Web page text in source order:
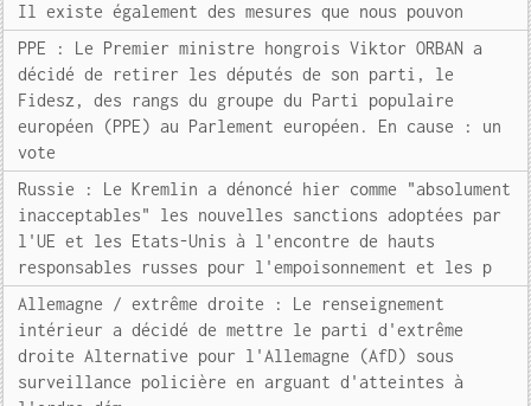
Il existe également des mesures que nous pouvon
PPE : Le Premier ministre hongrois Viktor ORBAN a
décidé de retirer les députés de son parti, le
Fidesz, des rangs du groupe du Parti populaire
européen (PPE) au Parlement européen. En cause : un
vote
Russie : Le Kremlin a dénoncé hier comme "absolument
inacceptables" les nouvelles sanctions adoptées par
l'UE et les Etats-Unis à l'encontre de hauts
responsables russes pour l'empoisonnement et les p
Allemagne / extrême droite : Le renseignement
intérieur a décidé de mettre le parti d'extrême
droite Alternative pour l'Allemagne (AfD) sous
surveillance policière en arguant d'atteintes à